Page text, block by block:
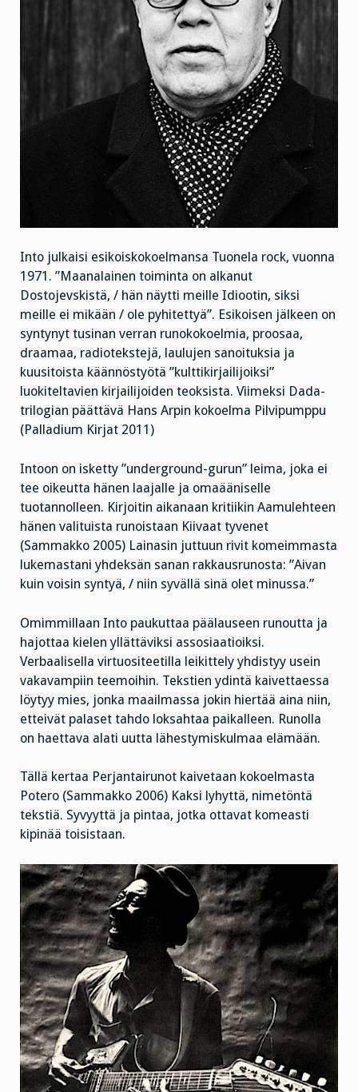
Into julkaisi esikoiskokoelmansa Tuonela rock, vuonna
1971. ”Maanalainen toiminta on alkanut
Dostojevskistä, / hän näytti meille Idiootin, siksi
meille ei mikään / ole pyhitettyä”. Esikoisen jälkeen on
syntynyt tusinan verran runokokoelmia, proosaa,
draamaa, radiotekstejä, laulujen sanoituksia ja
kuusitoista käännöstyötä ”kulttikirjailijoiksi”
luokiteltavien kirjailijoiden teoksista. Viimeksi Dada-
trilogian päättävä Hans Arpin kokoelma Pilvipumppu
(Palladium Kirjat 2011)
Intoon on isketty ”underground-gurun” leima, joka ei
tee oikeutta hänen laajalle ja omaääniselle
tuotannolleen. Kirjoitin aikanaan kritiikin Aamulehteen
hänen valituista runoistaan Kiivaat tyvenet
(Sammakko 2005) Lainasin juttuun rivit komeimmasta
lukemastani yhdeksän sanan rakkausrunosta: ”Aivan
kuin voisin syntyä, / niin syvällä sinä olet minussa.”
Omimmillaan Into paukuttaa päälauseen runoutta ja
hajottaa kielen yllättäviksi assosiaatioiksi.
Verbaalisella virtuositeetilla leikittely yhdistyy usein
vakavampiin teemoihin. Tekstien ydintä kaivettaessa
löytyy mies, jonka maailmassa jokin hiertää aina niin,
etteivät palaset tahdo loksahtaa paikalleen. Runolla
on haettava alati uutta lähestymiskulmaa elämään.
Tällä kertaa Perjantairunot kaivetaan kokoelmasta
Potero (Sammakko 2006) Kaksi lyhyttä, nimetöntä
tekstiä. Syvyyttä ja pintaa, jotka ottavat komeasti
kipinää toisistaan.